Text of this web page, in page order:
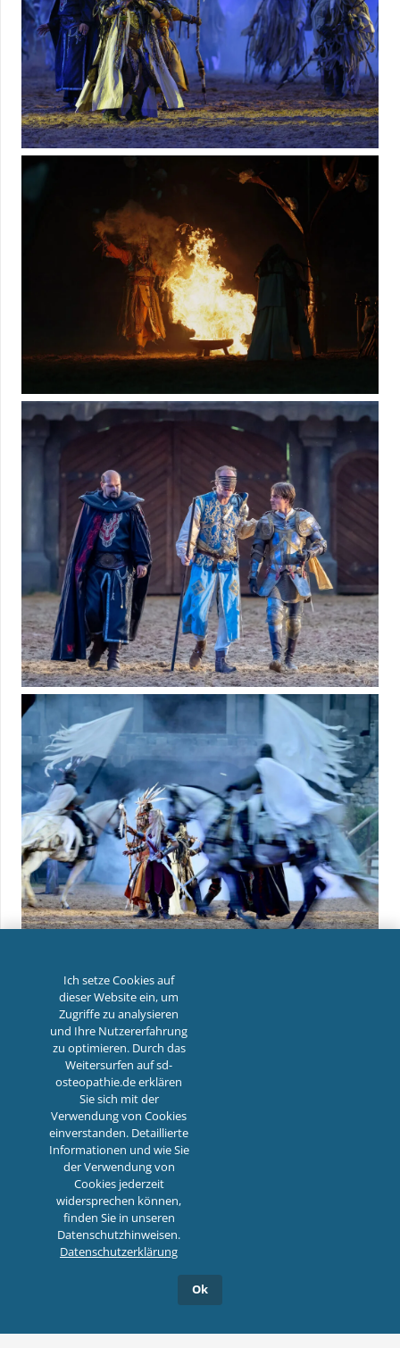
PORTFOLIO
Ich setze Cookies auf
dieser Website ein, um
Zugriffe zu analysieren
und Ihre Nutzererfahrung
zu optimieren. Durch das
Weitersurfen auf sd-
osteopathie.de erklären
Sie sich mit der
Verwendung von Cookies
einverstanden. Detaillierte
Informationen und wie Sie
der Verwendung von
Cookies jederzeit
widersprechen können,
finden Sie in unseren
Datenschutzhinweisen.
Datenschutzerklärung
Ok